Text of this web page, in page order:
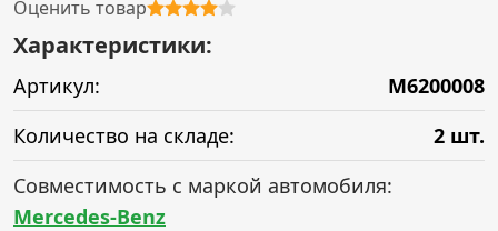
Оценить товар
Характеристики:
Артикул:
M6200008
Количество на складе:
2 шт.
Совместимость с маркой автомобиля:
Mercedes-Benz